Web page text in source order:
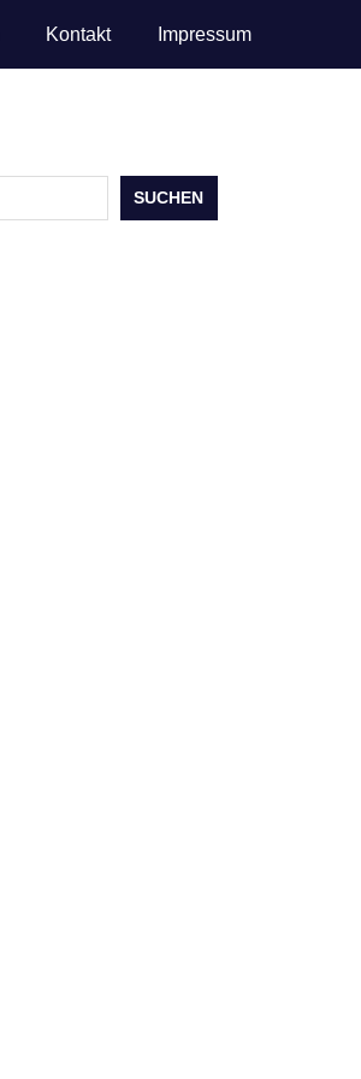
Kontakt Impressum
SUCHEN